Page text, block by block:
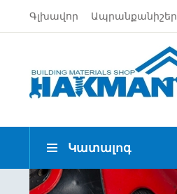
Գլխավոր Ապրանքանիշեր
Կատալոգ